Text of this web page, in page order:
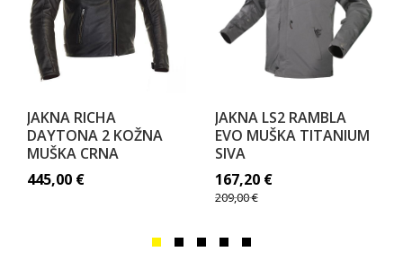
JAKNA RICHA
DAYTONA 2 KOŽNA
MUŠKA CRNA
445,00 €
JAKNA LS2 RAMBLA
EVO MUŠKA TITANIUM
SIVA
167,20 €
209,00€